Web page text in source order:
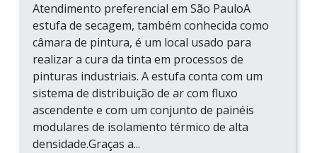
Atendimento preferencial em São PauloA
estufa de secagem, também conhecida como
câmara de pintura, é um local usado para
realizar a cura da tinta em processos de
pinturas industriais. A estufa conta com um
sistema de distribuição de ar com fluxo
ascendente e com um conjunto de painéis
modulares de isolamento térmico de alta
densidade.Graças a...